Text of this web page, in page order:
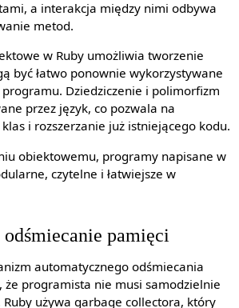
a interakcja między nimi odbywa
metod.
w Ruby umożliwia tworzenie
być łatwo ponownie wykorzystywane
programu. Dziedziczenie i polimorfizm
przez język, co pozwala na
i rozszerzanie już istniejącego kodu.
obiektowemu, programy napisane w
czytelne i łatwiejsze w
pamięci
automatycznego odśmiecania
że programista nie musi samodzielnie
używa garbage collectora, który